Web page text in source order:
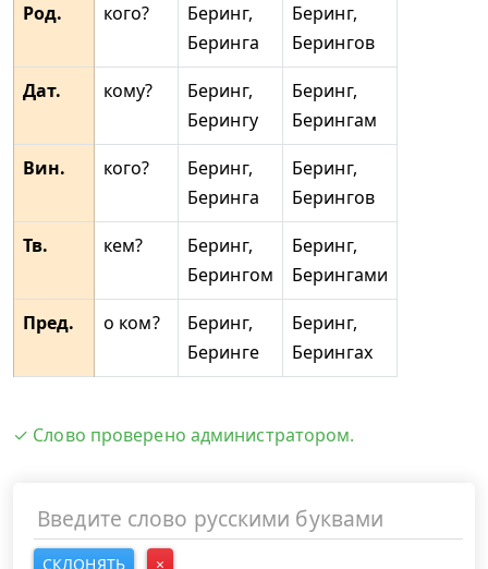
Род.
кого?
Беринг,
Беринга
Беринг,
Берингов
Дат.
кому?
Беринг,
Берингу
Беринг,
Берингам
Вин.
кого?
Беринг,
Беринга
Беринг,
Берингов
Тв.
кем?
Беринг,
Берингом
Беринг,
Берингами
Пред.
о ком?
Беринг,
Беринге
Беринг,
Берингах
✓ Слово проверено администратором.
СКЛОНЯТЬ ×